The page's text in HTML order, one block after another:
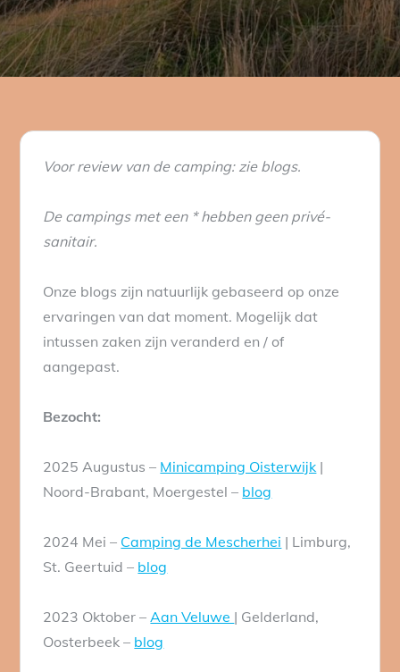
Voor review van de camping: zie blogs.
De campings met een * hebben geen privé-
sanitair.
Onze blogs zijn natuurlijk gebaseerd op onze
ervaringen van dat moment. Mogelijk dat
intussen zaken zijn veranderd en / of
aangepast.
Bezocht:
2025 Augustus – Minicamping Oisterwijk |
Noord-Brabant, Moergestel – blog
2024 Mei – Camping de Mescherhei | Limburg,
St. Geertuid – blog
2023 Oktober –Aan Veluwe | Gelderland,
Oosterbeek – blog